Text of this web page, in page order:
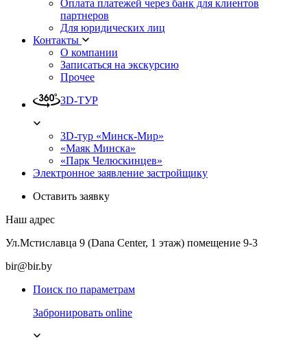
Оплата платежей через банк для клиентов
партнеров
Для юридических лиц
Контакты
О компании
Записаться на экскурсию
Прочее
3D-ТУР
3D-тур «Минск-Мир»
«Маяк Минска»
«Парк Челюскинцев»
Электронное заявление застройщику
Оставить заявку
Наш адрес
Ул.Мстиславца 9 (Dana Center, 1 этаж) помещение 9-3
bir@bir.by
Поиск по параметрам
Забронировать online